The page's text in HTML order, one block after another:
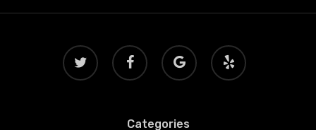
twitter facebook
google-
plus
yelp
Categories